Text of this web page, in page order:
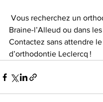
Braine-l’Alleud ou dans les
Contactez sans attendre
d’orthodontie Leclercq !